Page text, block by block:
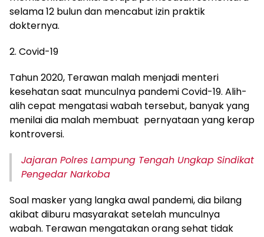
selama 12 bulun dan mencabut izin praktik
dokternya.
2. Covid-19
Tahun 2020, Terawan malah menjadi menteri
kesehatan saat munculnya pandemi Covid-19. Alih-
alih cepat mengatasi wabah tersebut, banyak yang
menilai dia malah membuat pernyataan yang kerap
kontroversi.
Jajaran Polres Lampung Tengah Ungkap Sindikat
Pengedar Narkoba
Soal masker yang langka awal pandemi, dia bilang
akibat diburu masyarakat setelah munculnya
wabah. Terawan mengatakan orang sehat tidak